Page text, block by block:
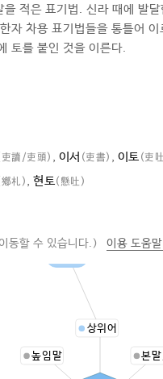
을 적은 표기법. 신라 때에 발
자 차용 표기법들을 통틀어
토를 붙인 것을 이른다.
讀/吏頭) , 이서 (吏書) , 이토 (吏
札) , 현토(懸吐)
동할 수 있습니다.) 이용 도움
상위어
본
높임말